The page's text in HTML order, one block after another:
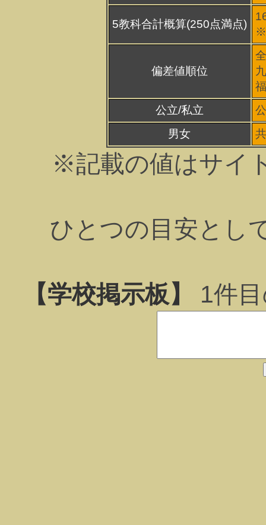
5教科合計概算(250点満点)
※
偏差値順位
公立/私立
男女
※記載の値はサイ
ひとつの目安とし
【学校掲示板】 1件